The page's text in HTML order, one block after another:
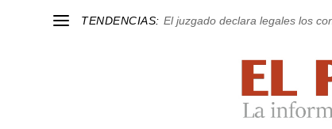
TENDENCIAS: El juzgado declara legales los